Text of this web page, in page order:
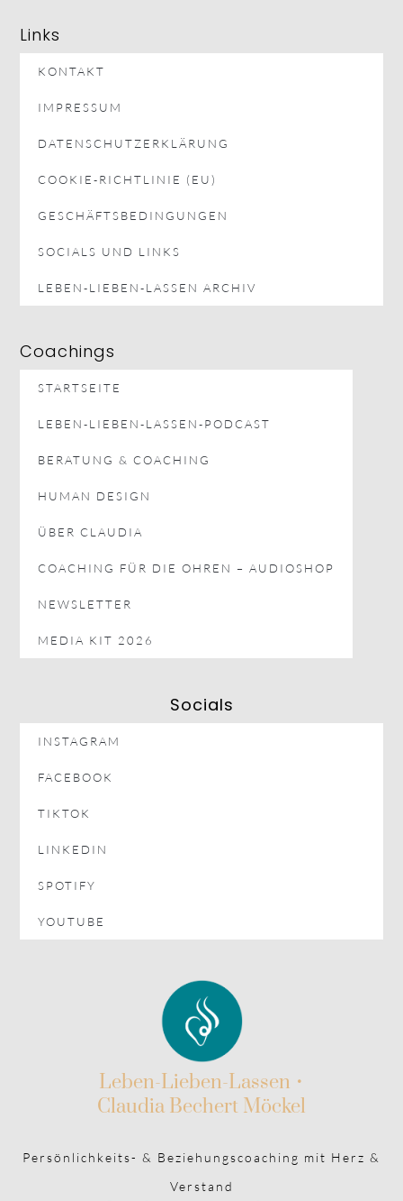
Leben-Lieben-Lassen •
Claudia Bechert Möckel
Persönlichkeits- & Beziehungscoaching mit Herz &
Verstand
Links
KONTAKT
IMPRESSUM
DATENSCHUTZERKLÄRUNG
COOKIE-RICHTLINIE (EU)
GESCHÄFTSBEDINGUNGEN
SOCIALS UND LINKS
LEBEN-LIEBEN-LASSEN ARCHIV
Coachings
STARTSEITE
LEBEN-LIEBEN-LASSEN-PODCAST
BERATUNG & COACHING
HUMAN DESIGN
ÜBER CLAUDIA
COACHING FÜR DIE OHREN – AUDIOSHOP
NEWSLETTER
MEDIA KIT 2026
Socials
INSTAGRAM
FACEBOOK
TIKTOK
LINKEDIN
SPOTIFY
YOUTUBE